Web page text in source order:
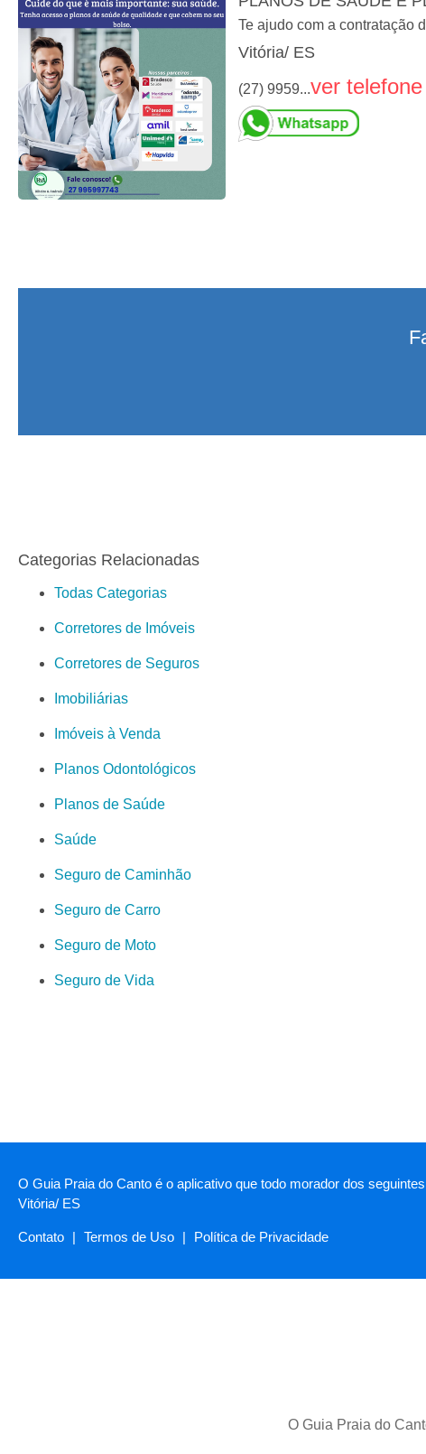
Te ajudo com a contratação
Vitória/ ES
(27) 9959...ver telefone
Categorias Relacionadas
Todas Categorias
Corretores de Imóveis
Corretores de Seguros
Imobiliárias
Imóveis à Venda
Planos Odontológicos
Planos de Saúde
Saúde
Seguro de Caminhão
Seguro de Carro
Seguro de Moto
Seguro de Vida
O Guia Praia do Canto é o aplicativo que todo morador dos
Vitória/ ES
Contato | Termos de Uso | Política de Privacidade
O Guia Praia do